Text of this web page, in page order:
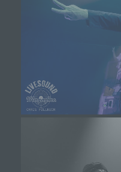
Server dem
werden können, in
wurde. Dies
Internetseiten und
Browser der
Internetbrowsern, die
zu unterscheiden.
kann über die
und identifiziert
bereitstellen, die